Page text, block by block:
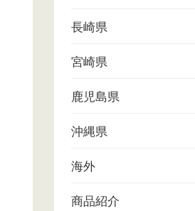
長崎県
宮崎県
鹿児島県
沖縄県
海外
商品紹介